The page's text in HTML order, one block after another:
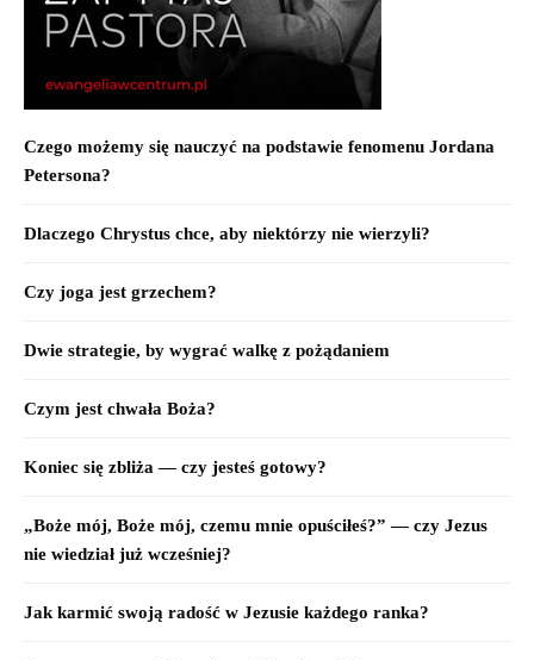
Czego możemy się nauczyć na podstawie fenomenu Jordana
Petersona?
Dlaczego Chrystus chce, aby niektórzy nie wierzyli?
Czy joga jest grzechem?
Dwie strategie, by wygrać walkę z pożądaniem
Czym jest chwała Boża?
Koniec się zbliża — czy jesteś gotowy?
„Boże mój, Boże mój, czemu mnie opuściłeś?” — czy Jezus
nie wiedział już wcześniej?
Jak karmić swoją radość w Jezusie każdego ranka?